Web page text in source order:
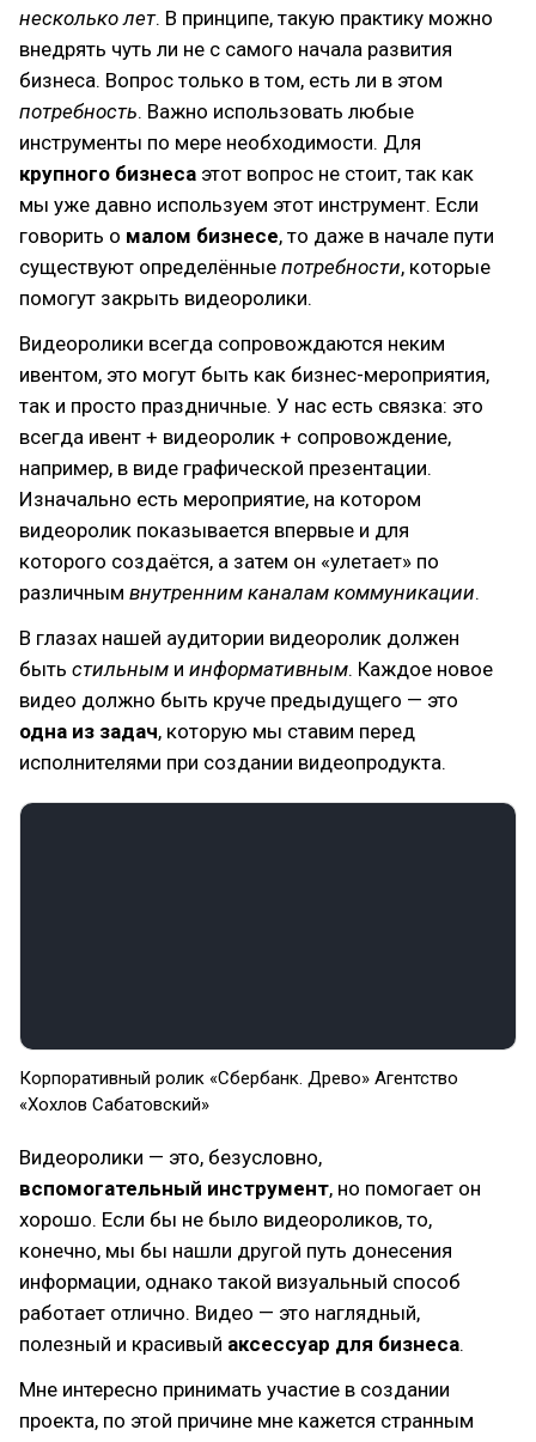
несколько лет. В принципе, такую практику можно
внедрять чуть ли не с самого начала развития
бизнеса. Вопрос только в том, есть ли в этом
потребность. Важно использовать любые
инструменты по мере необходимости. Для
крупного бизнеса этот вопрос не стоит, так как
мы уже давно используем этот инструмент. Если
говорить о малом бизнесе, то даже в начале пути
существуют определённые потребности, которые
помогут закрыть видеоролики.
Видеоролики всегда сопровождаются неким
ивентом, это могут быть как бизнес-мероприятия,
так и просто праздничные. У нас есть связка: это
всегда ивент + видеоролик + сопровождение,
например, в виде графической презентации.
Изначально есть мероприятие, на котором
видеоролик показывается впервые и для
которого создаётся, а затем он «улетает» по
различным внутренним каналам коммуникации.
В глазах нашей аудитории видеоролик должен
быть стильным и информативным. Каждое новое
видео должно быть круче предыдущего — это
одна из задач, которую мы ставим перед
исполнителями при создании видеопродукта.
Корпоративный ролик «Сбербанк. Древо» Агентство
«Хохлов Сабатовский»
Видеоролики — это, безусловно,
вспомогательный инструмент, но помогает он
хорошо. Если бы не было видеороликов, то,
конечно, мы бы нашли другой путь донесения
информации, однако такой визуальный способ
работает отлично. Видео — это наглядный,
полезный и красивый аксессуар для бизнеса.
Мне интересно принимать участие в создании
проекта, по этой причине мне кажется странным